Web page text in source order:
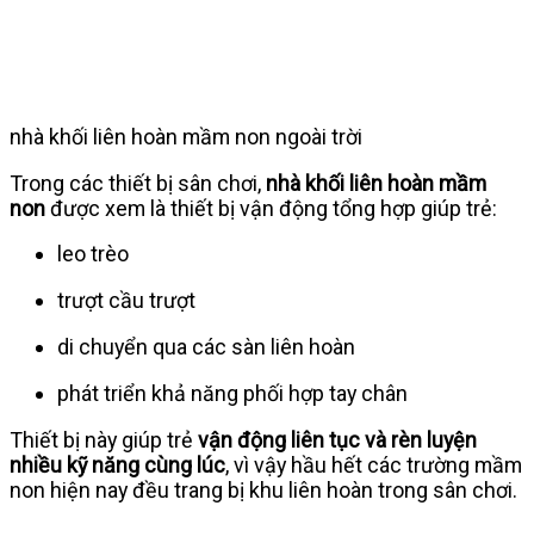
nhà khối liên hoàn mầm non ngoài trời
Trong các thiết bị sân chơi, nhà khối liên hoàn mầm
nonđược xem là thiết bị vận động tổng hợp giúp trẻ:
leo trèo
trượt cầu trượt
di chuyển qua các sàn liên hoàn
phát triển khả năng phối hợp tay chân
Thiết bị này giúp trẻ vận động liên tục và rèn luyện
nhiều kỹ năng cùng lúc, vì vậy hầu hết các trường mầm
non hiện nay đều trang bị khu liên hoàn trong sân chơi.